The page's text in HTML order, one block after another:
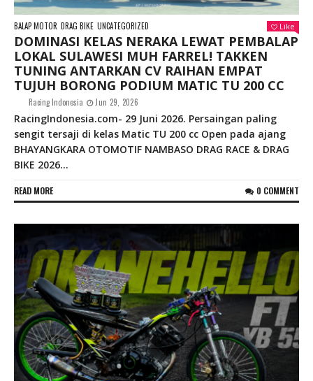
BALAP MOTOR DRAG BIKE UNCATEGORIZED Like
DOMINASI KELAS NERAKA LEWAT PEMBALAP
LOKAL SULAWESI MUH FARREL! TAKKEN
TUNING ANTARKAN CV RAIHAN EMPAT
TUJUH BORONG PODIUM MATIC TU 200 CC
Racing Indonesia Jun 29, 2026
RacingIndonesia.com- 29 Juni 2026. Persaingan paling
sengit tersaji di kelas Matic TU 200 cc Open pada ajang
BHAYANGKARA OTOMOTIF NAMBASO DRAG RACE & DRAG
BIKE 2026...
READ MORE 0 COMMENT